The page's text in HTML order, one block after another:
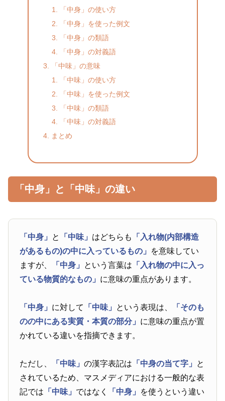
「中身」の使い方
「中身」を使った例文
「中身」の類語
「中身」の対義語
「中味」の意味
「中味」の使い方
「中味」を使った例文
「中味」の類語
「中味」の対義語
まとめ
「中身」と「中味」の違い
「中身」 と 「中味」 はどちらも
「入れ物(内部構造
があるもの)の中に入っているもの」 を意味してい
ますが、
「中身」 という言葉は 「入れ物の中に入っ
ている物質的なもの」 に意味の重点があります。
「中身」 に対して 「中味」 という表現は、
「そのも
のの中にある実質・本質の部分」 に意味の重点が置
かれている違いを指摘できます。
ただし、 「中味」の漢字表記は 「中身の当て字」 と
されているため、マスメディアにおける一般的な表
記では 「中味」 ではなく 「中身」 を使うという違い